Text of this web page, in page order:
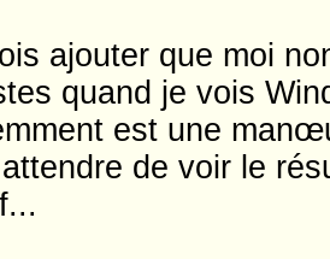
ajouter que moi
quand je vois
est une
de voir le